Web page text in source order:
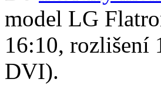
model LG
16:10, rozlišení
DVI).